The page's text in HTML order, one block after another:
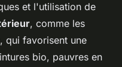
et l'utilisation de
, comme les
qui favorisent une
bio, pauvres en